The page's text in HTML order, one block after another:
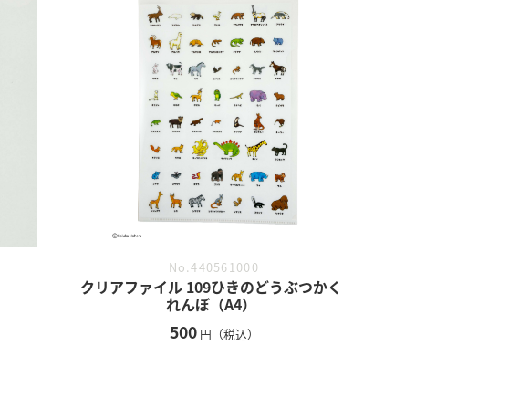
No.440561000
クリアファイル 109ひきのどうぶつかく
れんぼ（A4）
500 円（税込）